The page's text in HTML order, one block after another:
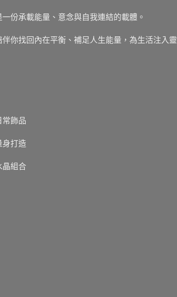
份承載能量、意念與自我連結的載體。
你找回內在平衡、補足人生能量，為生活注入靈
常飾品
身打造
晶組合